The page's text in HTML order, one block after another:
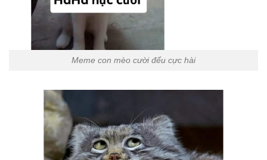
Meme con mèo cười đểu cực hài